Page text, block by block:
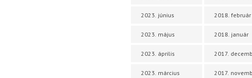
2023. június
2023. május
2023. április
2023. március
2018. február
2018. január
2017.
2017.